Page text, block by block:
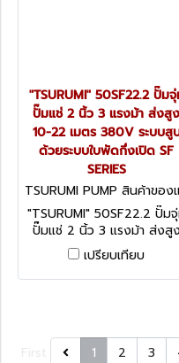
"TSURUMI" 50SF22.2 ปั๊ม
ปั๊มแช่ 2 นิ้ว 3 แรงม้า ส่งสูง
10-22 เมตร 380V ระบบสู
ด้วยระบบใบพัดกึ่งเปิด SF
SERIES
TSURUMI PUMP สินค้าของ
จากโรงงานผู้ผลิต
"TSURUMI" 50SF22.2 ปั๊ม
ปั๊มแช่ 2 นิ้ว 3 แรงม้า ส่งสูง
10-22 เมตร 380V ระบบสูบ
ด้วยระบบใบพัดกึ่งเปิด SF
SERIES
เปรียบเทียบ
1 2 3